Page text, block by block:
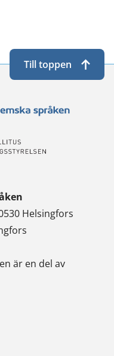
Helsingfors
är en del av
Till toppen